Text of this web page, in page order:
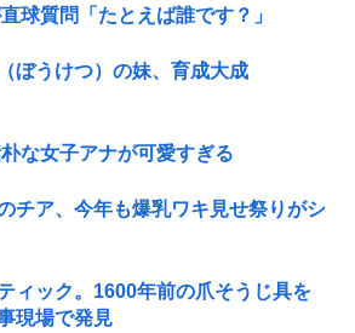
球質問「たとえば誰です？」
ぼうけつ）の妹、育成大成
な女子アナが可愛すぎる
チア、今年も爆乳ワキ見せ祭りがシ
ィック。1600年前の爪そうじ具を
現場で発見